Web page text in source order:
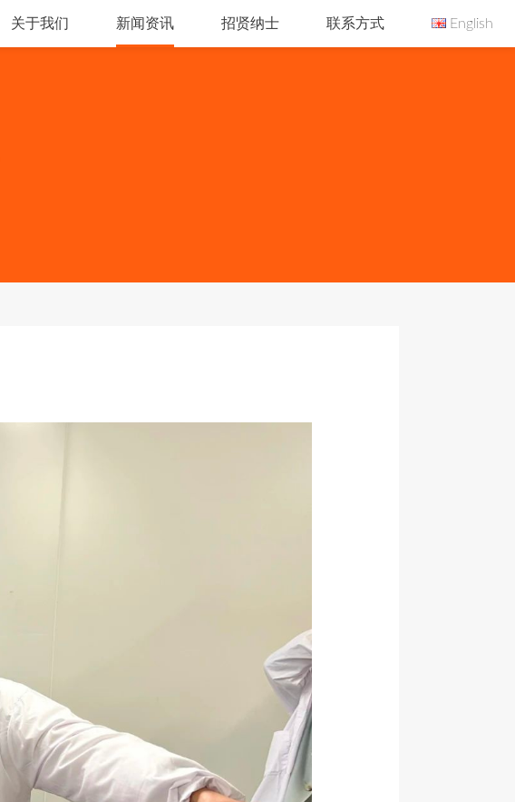
关于我们 新闻资讯 招贤纳士 联系方式 English